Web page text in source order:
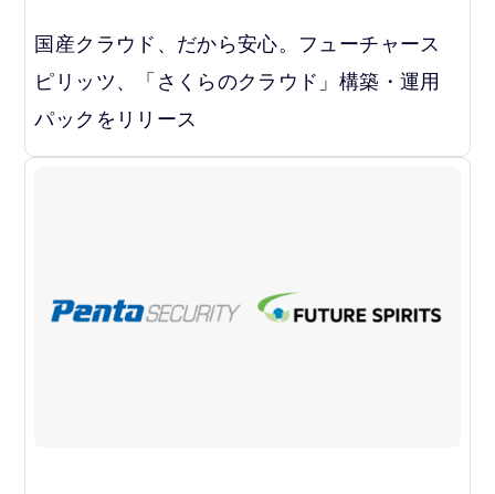
国産クラウド、だから安心。フューチャース
ピリッツ、「さくらのクラウド」構築・運用
パックをリリース